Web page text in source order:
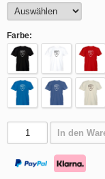
Farbe:
In den